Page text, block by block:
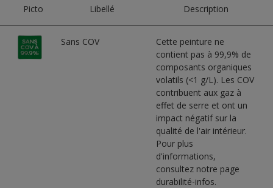
Picto Libellé Description
Sans COV
Cette peinture ne
contient pas à 99,9% de
composants organiques
volatils (<1 g/L). Les COV
contribuent aux gaz à
effet de serre et ont un
impact négatif sur la
qualité de l'air intérieur.
Pour plus
d'informations,
consultez notre page
durabilité-infos.